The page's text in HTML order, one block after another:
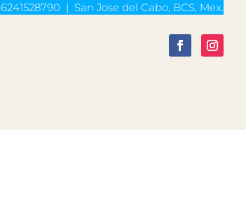
6241528790 | San Jose del Cabo, BCS, Mex.